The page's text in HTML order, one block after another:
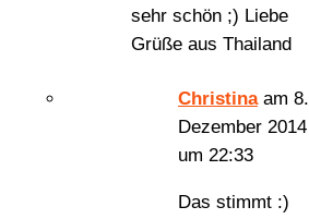
sehr schön ;) Liebe
Grüße aus Thailand
Christina am 8.
Dezember 2014
um 22:33
Das stimmt :)